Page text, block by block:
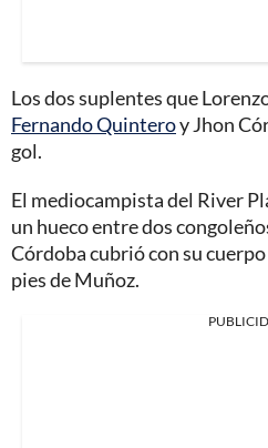
Los dos suplentes que
Fernando Quinteroy Jhon
gol.
El mediocampista del River
un hueco entre dos
Córdoba cubrió con su
pies de Muñoz.